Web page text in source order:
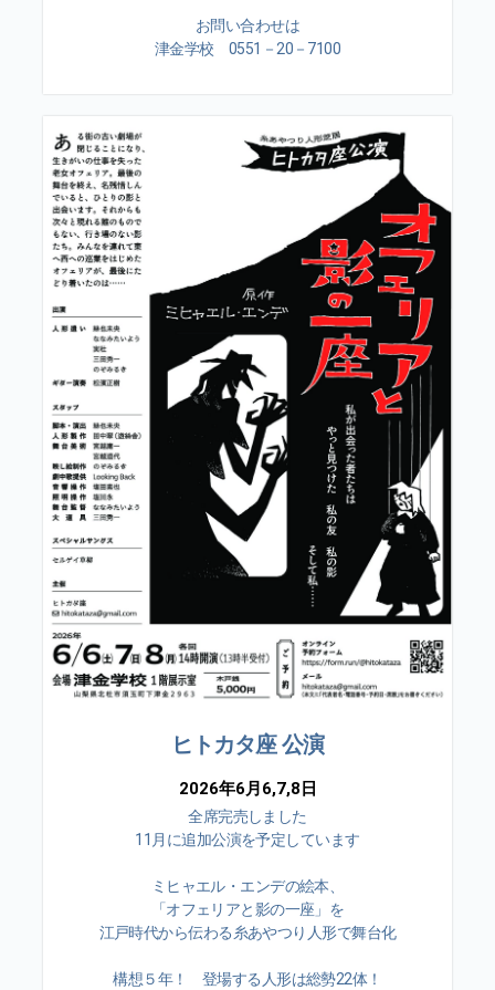
お問い合わせは
津金学校 0551－20－7100
ヒトカタ座 公演
2026年6月6,7,8日
全席完売しました
11月に追加公演を予定しています
ミヒャエル・エンデの絵本、
「オフェリアと影の一座」を
江戸時代から伝わる糸あやつり人形で舞台化
構想５年！ 登場する人形は総勢22体！